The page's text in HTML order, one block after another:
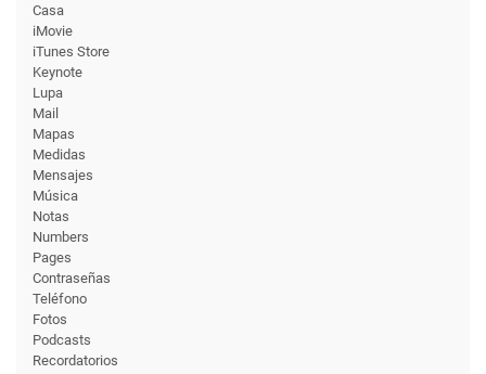
Casa
iMovie
iTunes Store
Keynote
Lupa
Mail
Mapas
Medidas
Mensajes
Música
Notas
Numbers
Pages
Contraseñas
Teléfono
Fotos
Podcasts
Recordatorios